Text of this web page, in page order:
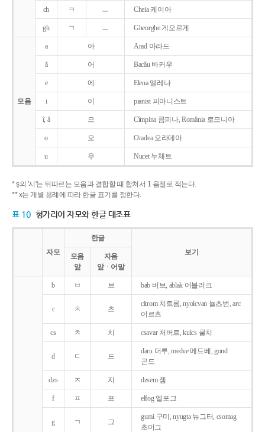
ch ㅋ ㅡ Cheia 케이아
gh ㄱ ㅡ Gheorghe 게오르게
모음
a 아 Arad 아라드
ǎ 어 Bacǎu 바커우
e 에 Elena 엘레나
i 이 pianist 피아니스트
î, â 으 Cîmpina 큼피나, România 로므니아
o 오 Oradea 오라데아
u 우 Nucet 누체트
* ş의 '시'는 뒤따르는 모음과 결합할 때 합쳐서 1 음절로 적는다.
** x는 개별 용례에 따라 한글 표기를 정한다.
표 10 헝가리어 자모와 한글 대조표
자모
한글
보기
모음
앞
자음
앞ㆍ어말
b ㅂ 브 bab 버브, ablak 어블러크
c ㅊ 츠
citrom 치트롬, nyolcvan 뇰츠번, arc
어르츠
cs ㅊ 치 csavar 처버르, kulcs 쿨치
d ㄷ 드
daru 더루, medve 메드베, gond
곤드
dzs ㅈ 지 dzsem 젬
f ㅍ 프 elfog 엘포그
g ㄱ 그
gumi 구미, nyugta 뉴그터, csomag
초머그